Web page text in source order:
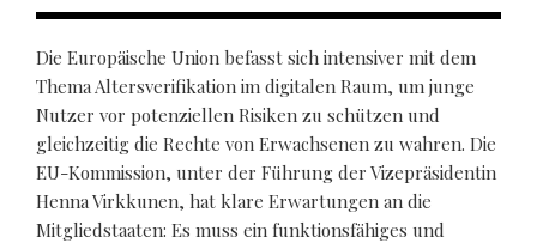
Die Europäische Union befasst sich intensiver mit dem
Thema Altersverifikation im digitalen Raum, um junge
Nutzer vor potenziellen Risiken zu schützen und
gleichzeitig die Rechte von Erwachsenen zu wahren. Die
EU-Kommission, unter der Führung der Vizepräsidentin
Henna Virkkunen, hat klare Erwartungen an die
Mitgliedstaaten: Es muss ein funktionsfähiges und